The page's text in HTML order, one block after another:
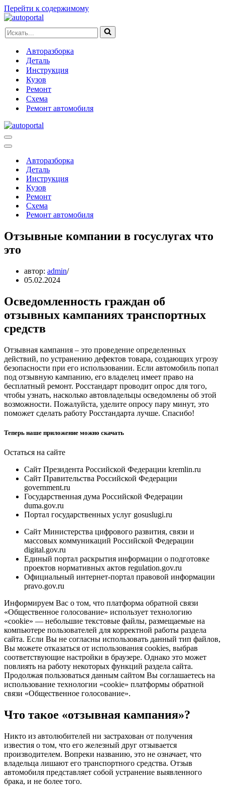
Перейти к содержимому
Искать...
Авторазборка
Деталь
Инструкция
Кузов
Ремонт
Схема
Ремонт автомобиля
Меню
навигации
Меню
навигацииАвторазборка
Деталь
Инструкция
Кузов
Ремонт
Схема
Ремонт автомобиля
Отзывные компании в госуслугах что
это
автор: admin
05.02.2024
Осведомленность граждан об
отзывных кампаниях транспортных
средств
Отзывная кампания – это проведение определенных
действий, по устранению дефектов товара, создающих угрозу
безопасности при его использовании. Если автомобиль попал
под отзывную кампанию, его владелец имеет право на
бесплатный ремонт. Росстандарт проводит опрос для того,
чтобы узнать, насколько автовладельцы осведомлены об этой
возможности. Пожалуйста, уделите опросу пару минут, это
поможет сделать работу Росстандарта лучше. Спасибо!
Теперь наше приложение можно скачать
Остаться на сайте
Сайт Президента Российской Федерации kremlin.ru
Сайт Правительства Российской Федерации
government.ru
Государственная дума Российской Федерации
duma.gov.ru
Портал государственных услуг gosuslugi.ru
Сайт Министерства цифрового развития, связи и
массовых коммуникаций Российской Федерации
digital.gov.ru
Единый портал раскрытия информации о подготовке
проектов нормативных актов regulation.gov.ru
Официальный интернет-портал правовой информации
pravo.gov.ru
Информируем Вас о том, что платформа обратной связи
«Общественное голосование» использует технологию
«cookie» — небольшие текстовые файлы, размещаемые на
компьютере пользователей для корректной работы раздела
сайта. Если Вы не согласны использовать данный тип файлов,
Вы можете отказаться от использования cookies, выбрав
соответствующие настройки в браузере. Однако это может
повлиять на работу некоторых функций раздела сайта.
Продолжая пользоваться данным сайтом Вы соглашаетесь на
использование технологии «cookie» платформы обратной
связи «Общественное голосование».
Что такое «отзывная кампания»?
Никто из автолюбителей ни застрахован от получения
известия о том, что его железный друг отзывается
производителем. Вопреки названию, это не означает, что
владельца лишают его транспортного средства. Отзыв
автомобиля представляет собой устранение выявленного
брака, и не более того.